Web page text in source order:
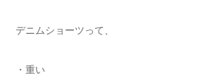
デニムショーツって、
・重い